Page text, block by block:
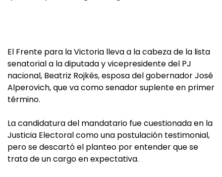
El Frente para la Victoria lleva a la cabeza de la lista
senatorial a la diputada y vicepresidente del PJ
nacional, Beatriz Rojkés, esposa del gobernador José
Alperovich, que va como senador suplente en primer
término.
La candidatura del mandatario fue cuestionada en la
Justicia Electoral como una postulación testimonial,
pero se descartó el planteo por entender que se
trata de un cargo en expectativa.